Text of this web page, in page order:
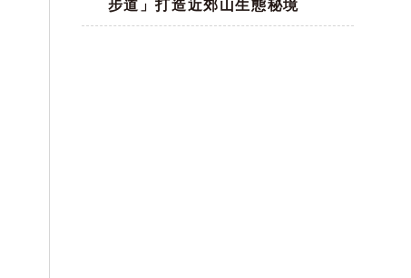
步道」打造近郊山生態秘境